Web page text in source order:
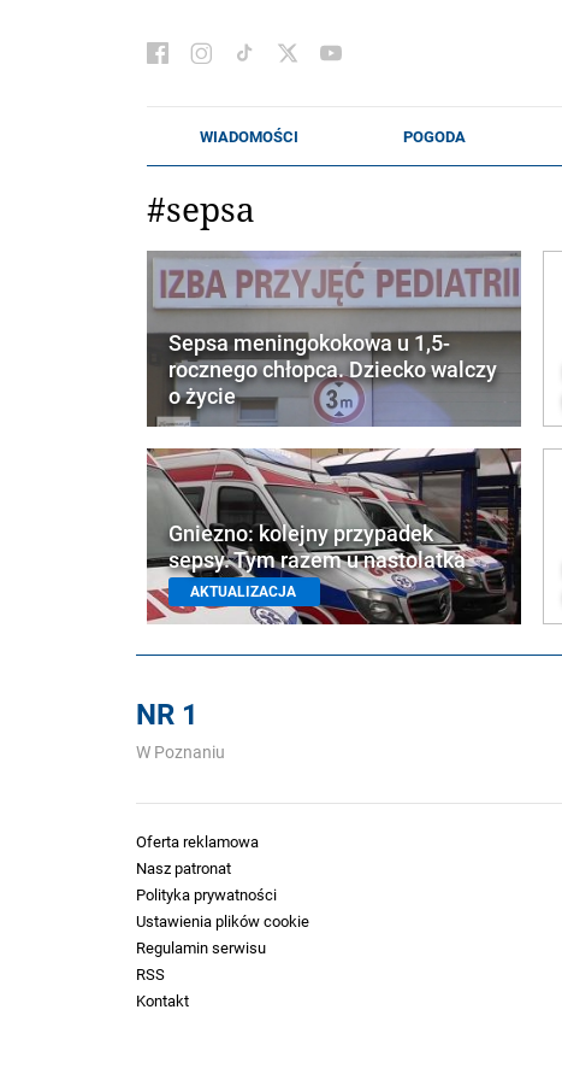
#sepsa
Sepsa meningokokowa u 1,5-
rocznego chłopca. Dziecko walczy
o życie
Gniezno: kolejny przypadek
sepsy. Tym razem u nastolatka
AKTUALIZACJA
NR 1
W Poznaniu
Oferta reklamowa
Nasz patronat
Polityka prywatności
Ustawienia plików cookie
Regulamin serwisu
RSS
Kontakt